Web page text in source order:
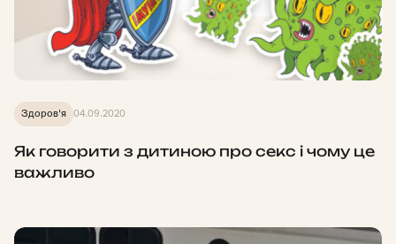
Здоров'я 04.09.2020
Як говорити з дитиною про секс і чому це
важливо